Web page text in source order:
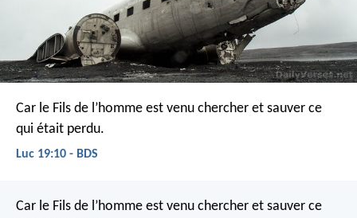
Car le Fils de l’homme est venu chercher et sauver ce
qui était perdu.
Luc 19:10 - BDS
Car le Fils de l’homme est venu chercher et sauver ce